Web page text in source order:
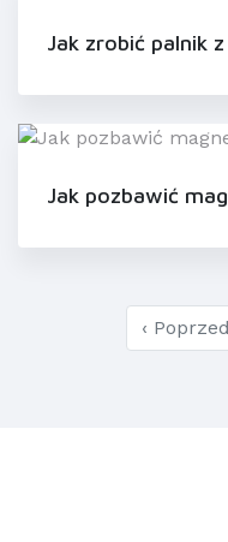
Jak zrobić palnik
Jak pozbawić
‹